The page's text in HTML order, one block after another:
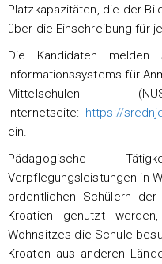
Platzkapazitäten, die der
über die Einschreibung für
Die Kandidaten
Informationssystems für
Mittelschulen
Internetseite: https://
ein.
Pädagogische
Verpflegungsleistungen in
ordentlichen Schülern
Kroatien genutzt
Wohnsitzes die Schule
Kroaten aus anderen